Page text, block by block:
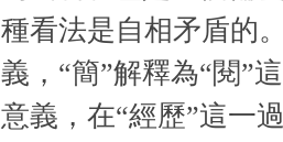
種看法是自相矛盾的
義，“簡”解釋為“閱”
意義，在“經歷”這一